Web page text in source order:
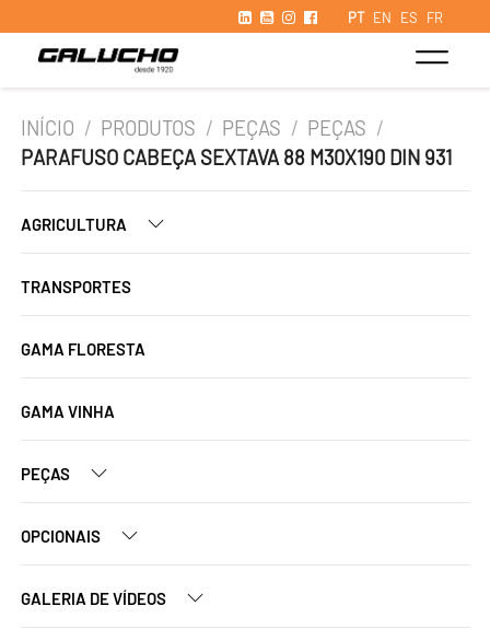
PT EN ES FR
INÍCIO / PRODUTOS / PEÇAS / PEÇAS /
PARAFUSO CABEÇA SEXTAVA 88 M30X190 DIN 931
AGRICULTURA
TRANSPORTES
GAMA FLORESTA
GAMA VINHA
PEÇAS
OPCIONAIS
GALERIA DE VÍDEOS